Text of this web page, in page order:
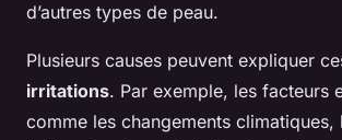
d’autres types de peau.
Plusieurs causes peuvent expliquer
irritations. Par exemple, les facteurs
comme les changements